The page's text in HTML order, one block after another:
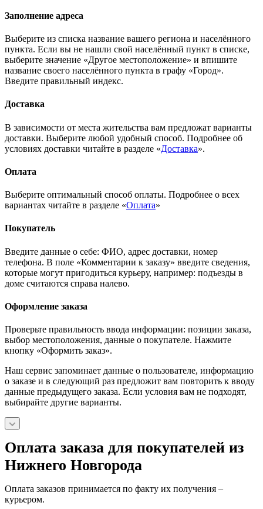
Заполнение адреса
Выберите из списка название вашего региона и населённого
пункта. Если вы не нашли свой населённый пункт в списке,
выберите значение «Другое местоположение» и впишите
название своего населённого пункта в графу «Город».
Введите правильный индекс.
Доставка
В зависимости от места жительства вам предложат варианты
доставки. Выберите любой удобный способ. Подробнее об
условиях доставки читайте в разделе «Доставка».
Оплата
Выберите оптимальный способ оплаты. Подробнее о всех
вариантах читайте в разделе «Оплата»
Покупатель
Введите данные о себе: ФИО, адрес доставки, номер
телефона. В поле «Комментарии к заказу» введите сведения,
которые могут пригодиться курьеру, например: подъезды в
доме считаются справа налево.
Оформление заказа
Проверьте правильность ввода информации: позиции заказа,
выбор местоположения, данные о покупателе. Нажмите
кнопку «Оформить заказ».
Наш сервис запоминает данные о пользователе, информацию
о заказе и в следующий раз предложит вам повторить к вводу
данные предыдущего заказа. Если условия вам не подходят,
выбирайте другие варианты.
Оплата заказа для покупателей из
Нижнего Новгорода
Оплата заказов принимается по факту их получения –
курьером.